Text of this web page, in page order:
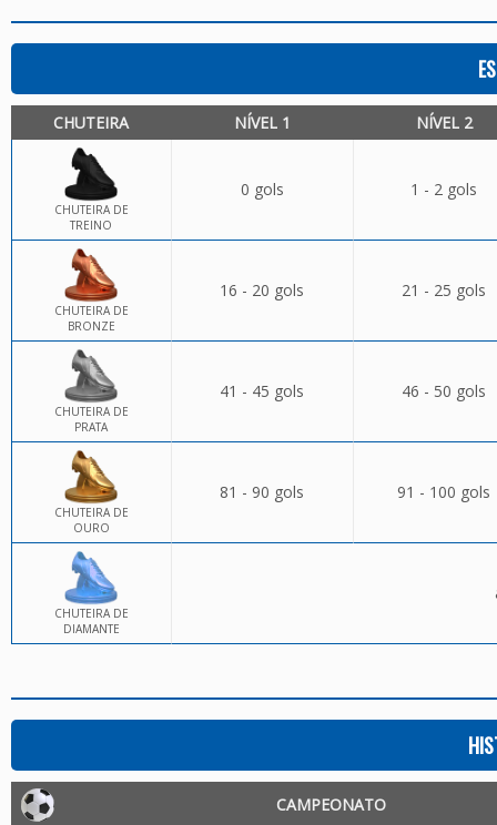
CHUTEIRA NÍVEL 1 NÍVEL 2
CHUTEIRA DE
TREINO
0 gols 1 - 2 gols
CHUTEIRA DE
BRONZE
16 - 20 gols 21 - 25 gols
CHUTEIRA DE
PRATA
41 - 45 gols 46 - 50 gols
CHUTEIRA DE
OURO
81 - 90 gols 91 - 100 gols
CHUTEIRA DE
DIAMANTE
CAMPEONATO